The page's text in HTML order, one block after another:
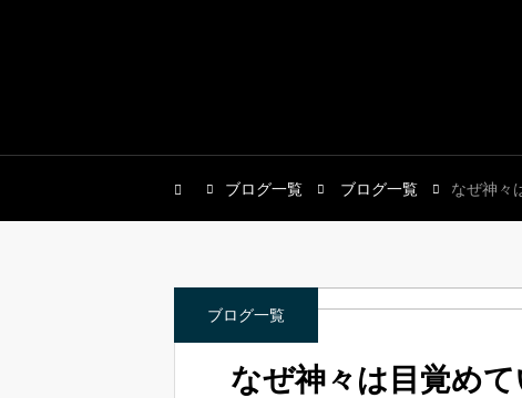
ブログ一覧 ブログ一覧 なぜ神々
ブログ一覧
なぜ神々は目覚め